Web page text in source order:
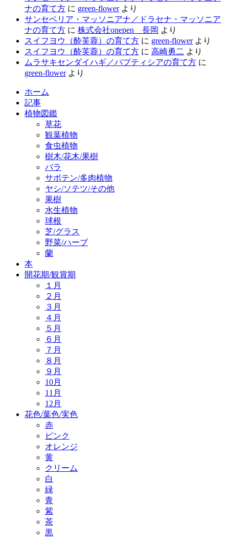
ナの育て方 に green-flowerより
サンセベリア・マッソニアナ／ドラセナ・マッソニア
ナの育て方 に 株式会社onepen 長岡 より
スイフヨウ（酔芙蓉）の育て方 に green-flowerより
スイフヨウ（酔芙蓉）の育て方 に 高崎勇二 より
ムラサキセンダイハギ／バプティシアの育て方 に
green-flowerより
ホーム
記事
植物図鑑
草花
観葉植物
食虫植物
樹木/花木/果樹
バラ
サボテン/多肉植物
ヤシ/ソテツ/その他
果樹
水生植物
球根
芝/グラス
野菜/ハーブ
蘭
本
開花期/観賞期
１月
２月
３月
４月
５月
６月
７月
８月
９月
10月
11月
12月
花色/葉色/実色
赤
ピンク
オレンジ
黄
クリーム
白
緑
青
紫
茶
黒